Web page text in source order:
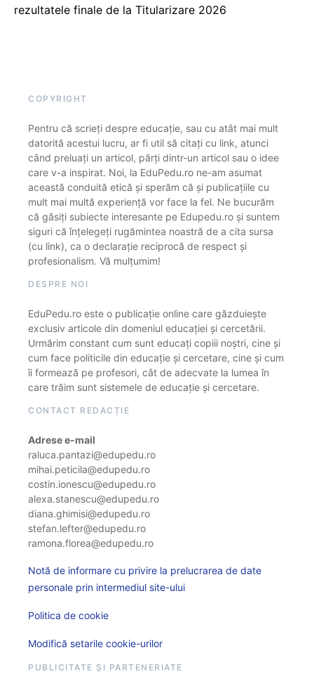
rezultatele finale de la Titularizare 2026
COPYRIGHT
Pentru că scrieți despre educație, sau cu atât mai mult
datorită acestui lucru, ar fi util să citați cu link, atunci
când preluați un articol, părți dintr-un articol sau o idee
care v-a inspirat. Noi, la EduPedu.ro ne-am asumat
această conduită etică și sperăm că și publicațiile cu
mult mai multă experiență vor face la fel. Ne bucurăm
că găsiți subiecte interesante pe Edupedu.ro și suntem
siguri că înțelegeți rugămintea noastră de a cita sursa
(cu link), ca o declarație reciprocă de respect și
profesionalism. Vă mulțumim!
DESPRE NOI
EduPedu.ro este o publicație online care găzduiește
exclusiv articole din domeniul educației și cercetării.
Urmărim constant cum sunt educați copiii noștri, cine și
cum face politicile din educație și cercetare, cine și cum
îi formează pe profesori, cât de adecvate la lumea în
care trăim sunt sistemele de educație și cercetare.
CONTACT REDACȚIE
Adrese e-mail
raluca.pantazi@edupedu.ro
mihai.peticila@edupedu.ro
costin.ionescu@edupedu.ro
alexa.stanescu@edupedu.ro
diana.ghimisi@edupedu.ro
stefan.lefter@edupedu.ro
ramona.florea@edupedu.ro
Notă de informare cu privire la prelucrarea de date
personale prin intermediul site-ului
Politica de cookie
Modifică setarile cookie-urilor
PUBLICITATE ȘI PARTENERIATE